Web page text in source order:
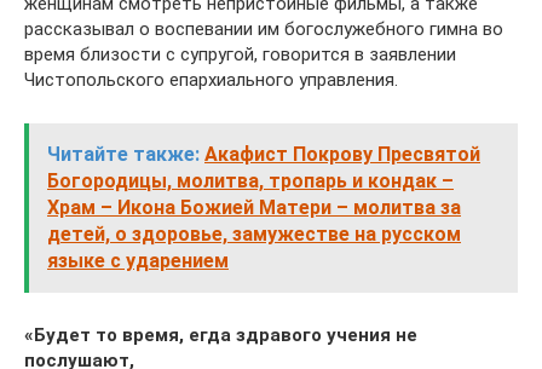
рассказывал о воспевании им богослужебного гимна во
время близости с супругой, говорится в заявлении
Чистопольского епархиального управления.
Читайте также: Акафист Покрову Пресвятой
Богородицы, молитва, тропарь и кондак –
Храм – Икона Божией Матери – молитва за
детей, о здоровье, замужестве на русском
языке с ударением
«Будет то время, егда здравого учения не
послушают,